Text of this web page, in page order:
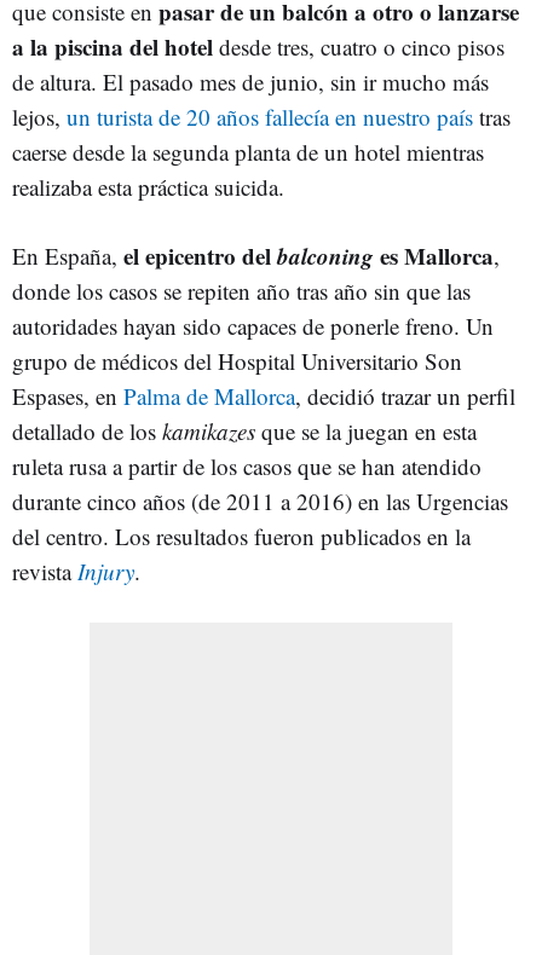
que consiste en pasar de un balcón a otro o lanzarse
a la piscina del hotel desde tres, cuatro o cinco pisos
de altura. El pasado mes de junio, sin ir mucho más
lejos, un turista de 20 años fallecía en nuestro país tras
caerse desde la segunda planta de un hotel mientras
realizaba esta práctica suicida.
En España, el epicentro delbalconing es Mallorca,
donde los casos se repiten año tras año sin que las
autoridades hayan sido capaces de ponerle freno. Un
grupo de médicos del Hospital Universitario Son
Espases, en Palma de Mallorca, decidió trazar un perfil
detallado de los kamikazes que se la juegan en esta
ruleta rusa a partir de los casos que se han atendido
durante cinco años (de 2011 a 2016) en las Urgencias
del centro. Los resultados fueron publicados en la
revistaInjury.